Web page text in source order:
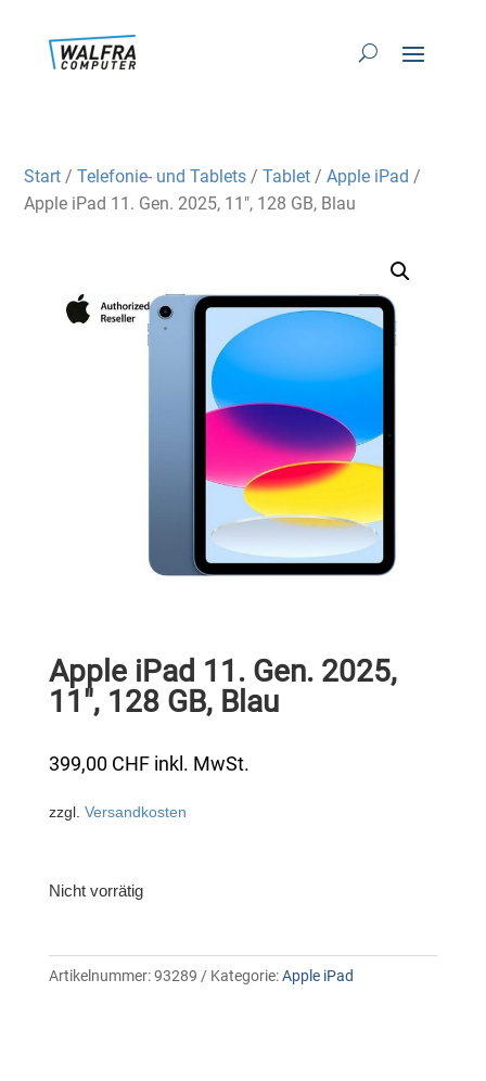
Start /Telefonie- und Tablets /Tablet /Apple iPad /
Apple iPad 11. Gen. 2025, 11″, 128 GB, Blau
Apple iPad 11. Gen. 2025,
11″, 128 GB, Blau
399,00 CHF inkl. MwSt.
zzgl. Versandkosten
Nicht vorrätig
Artikelnummer:93289 Kategorie:Apple iPad